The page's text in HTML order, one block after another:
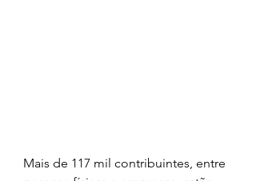
Mais de 117 mil contribuintes, entre